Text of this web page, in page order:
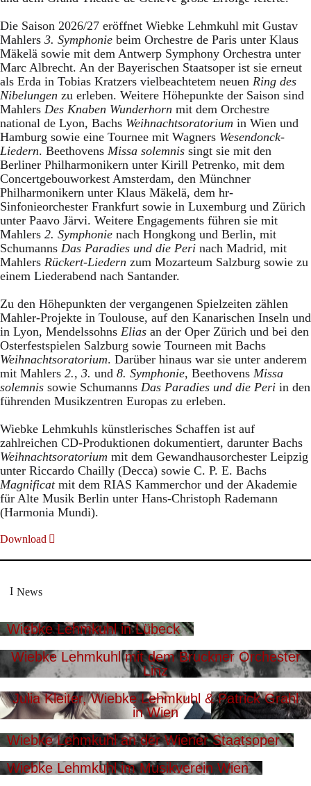
Die Saison 2026/27 eröffnet Wiebke Lehmkuhl mit Gustav
Mahlers 3. Symphonie beim Orchestre de Paris unter Klaus
Mäkelä sowie mit dem Antwerp Symphony Orchestra unter
Marc Albrecht. An der Bayerischen Staatsoper ist sie erneut
als Erda in Tobias Kratzers vielbeachtetem neuen Ring des
Nibelungen zu erleben. Weitere Höhepunkte der Saison sind
Mahlers Des Knaben Wunderhorn mit dem Orchestre
national de Lyon, Bachs Weihnachtsoratorium in Wien und
Hamburg sowie eine Tournee mit Wagners Wesendonck-
Liedern. Beethovens Missa solemnis singt sie mit den
Berliner Philharmonikern unter Kirill Petrenko, mit dem
Concertgebouworkest Amsterdam, den Münchner
Philharmonikern unter Klaus Mäkelä, dem hr-
Sinfonieorchester Frankfurt sowie in Luxemburg und Zürich
unter Paavo Järvi. Weitere Engagements führen sie mit
Mahlers 2. Symphonie nach Hongkong und Berlin, mit
Schumanns Das Paradies und die Peri nach Madrid, mit
Mahlers Rückert-Liedern zum Mozarteum Salzburg sowie zu
einem Liederabend nach Santander.
Zu den Höhepunkten der vergangenen Spielzeiten zählen
Mahler-Projekte in Toulouse, auf den Kanarischen Inseln und
in Lyon, Mendelssohns Elias an der Oper Zürich und bei den
Osterfestspielen Salzburg sowie Tourneen mit Bachs
Weihnachtsoratorium. Darüber hinaus war sie unter anderem
mit Mahlers 2., 3. und 8. Symphonie, Beethovens Missa
solemnis sowie Schumanns Das Paradies und die Peri in den
führenden Musikzentren Europas zu erleben.
Wiebke Lehmkuhls künstlerisches Schaffen ist auf
zahlreichen CD-Produktionen dokumentiert, darunter Bachs
Weihnachtsoratorium mit dem Gewandhausorchester Leipzig
unter Riccardo Chailly (Decca) sowie C. P. E. Bachs
Magnificatmit dem RIAS Kammerchor und der Akademie
für Alte Musik Berlin unter Hans-Christoph Rademann
(Harmonia Mundi).
Download
News
Wiebke Lehmkuhl in Lübeck
Wiebke Lehmkuhl mit dem Bruckner Orchester
Linz
Julia Kleiter, Wiebke Lehmkuhl & Patrick Grahl
in Wien
Wiebke Lehmkuhl an der Wiener Staatsoper
Wiebke Lehmkuhl im Musikverein Wien